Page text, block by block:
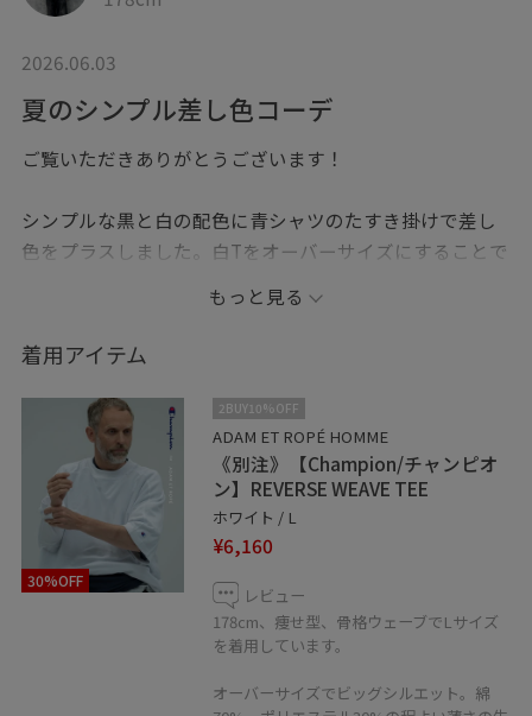
2026.06.03
夏のシンプル差し色コーデ
ご覧いただきありがとうございます！
シンプルな黒と白の配色に青シャツのたすき掛けで差し
色をプラスしました。白Tをオーバーサイズにすることで
※商品カラーはECページをご覧ください。
----------------------------
コーディネートご覧頂きありがとうございます 是非お気
に入り登録もお願い致します◎
insta→@adam_nakajima
もっと見る
着用アイテム
30%OFF
2BUY10%OFF
ADAM ET ROPÉ HOMME
《別注》【Champion/チャンピオ
ン】REVERSE WEAVE TEE
ホワイト / L
¥6,160
レビュー
178cm、痩せ型、骨格ウェーブでLサイズ
を着用しています。
オーバーサイズでビッグシルエット。綿